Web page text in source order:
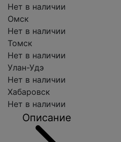
Нет в наличии
Омск
Нет в наличии
Томск
Нет в наличии
Улан-Удэ
Нет в наличии
Хабаровск
Нет в наличии
Описание